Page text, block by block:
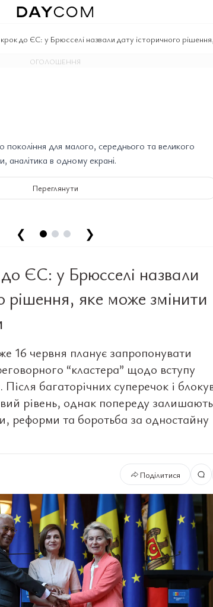
до ЄС: у Брюсселі назвали дату історичного
ОГОЛОШЕННЯ
для малого, середнього та великого
аналітика в одному екрані.
Переглянути
❮ ❯
ЄС: у Брюсселі назвали
рішення, яке може змінити
16 червня планує запропонувати
“кластера” щодо вступу
багаторічних суперечок і
рівень, однак попереду
реформи та боротьба за одностайну
Поділитися